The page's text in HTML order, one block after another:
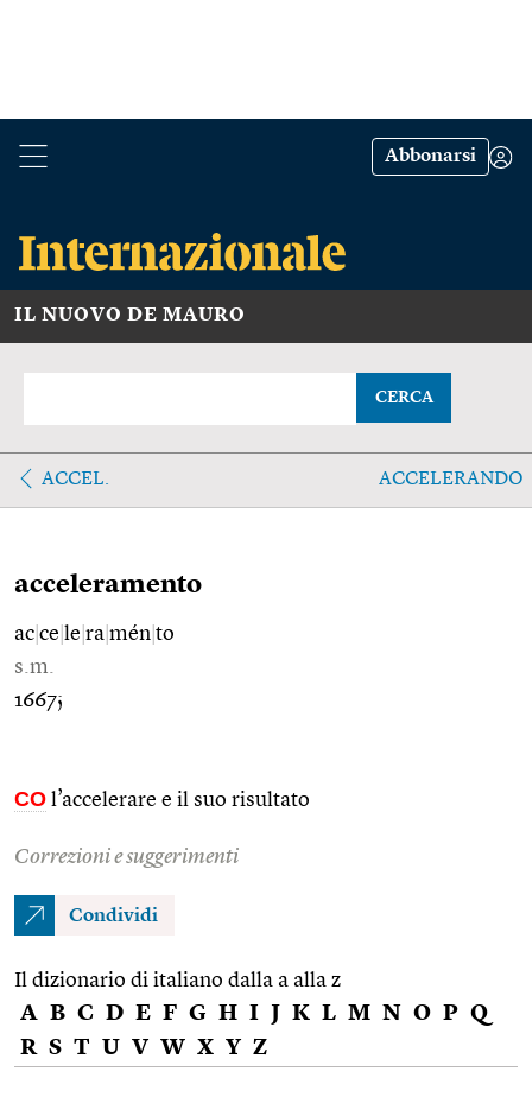
Abbonarsi
IL NUOVO DE MAURO
CERCA
ACCEL. ACCELERANDO
acceleramento
ac ce le ra mén to
s.m.
1667;
CO l’accelerare e il suo risultato
Correzioni e suggerimenti
Condividi
Il dizionario di italiano dalla a alla z
A B C D E F G H I J K L M N O P Q
R S T U V W X Y Z